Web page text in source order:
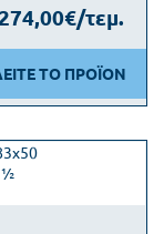
274,00€/τεμ.
ΤΟ ΠΡΟΪΟΝ